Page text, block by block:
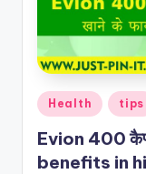
Posted
in
Health tips
Evion 400
benefits in